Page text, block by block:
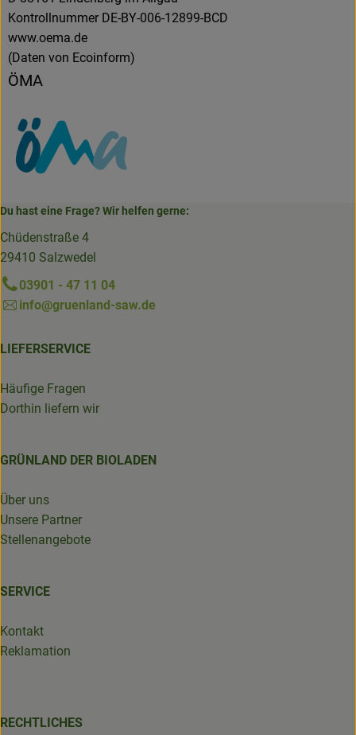
Kontrollnummer DE-BY-006-12899-BCD
www.oema.de
(Daten von Ecoinform)
ÖMA
Du hast eine Frage? Wir helfen gerne:
Chüdenstraße 4
29410 Salzwedel
03901 - 47 11 04
info@gruenland-saw.de
LIEFERSERVICE
Häufige Fragen
Dorthin liefern wir
GRÜNLAND DER BIOLADEN
Über uns
Unsere Partner
Stellenangebote
SERVICE
Kontakt
Reklamation
RECHTLICHES